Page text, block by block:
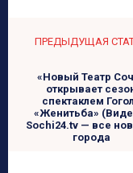
ПРЕДЫДУЩАЯ
«Новый Театр
открывает
спектаклем
«Женитьба»
Sochi24.tv — все
города